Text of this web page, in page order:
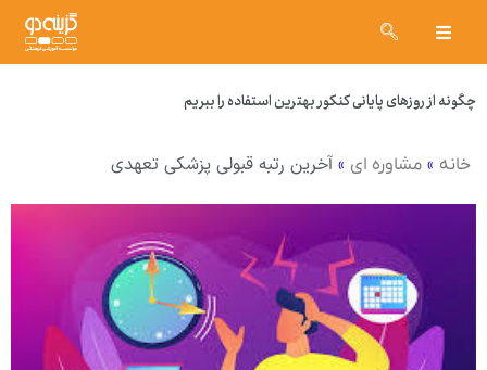
چگونه از روزهای پایانی کنکور بهترین استفاده را ببریم
خانه » مشاوره ای » آخرین رتبه قبولی پزشکی تعهدی